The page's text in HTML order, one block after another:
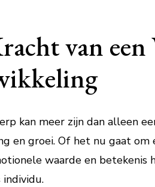
van
kan meer zijn dan alleen
en groei. Of het nu gaat om
waarde en